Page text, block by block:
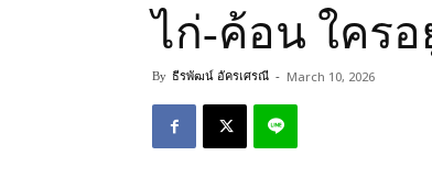
ไก่-ค้อน ใครอ
By ธีรพัฒน์ อัครเศรณี - March 10, 2026